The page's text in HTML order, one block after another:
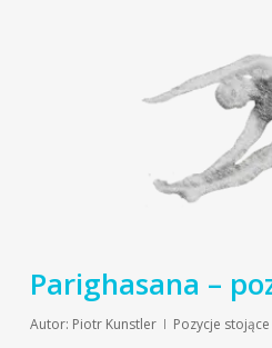
Parighasana –
Autor: Piotr Kunstler Pozycje stojące